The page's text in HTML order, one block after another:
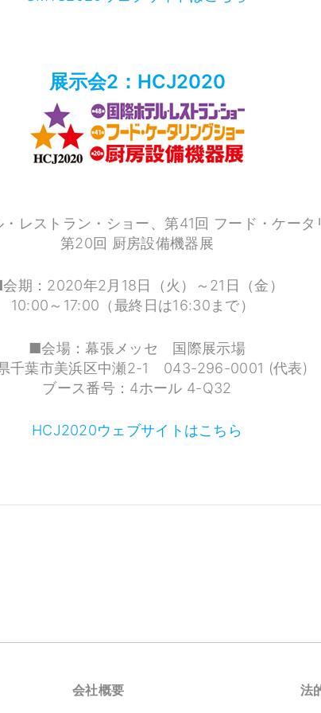
展示会2：HCJ2020
レストラン・ショー、第41回 フード・ケータ
第20回 厨房設備機器展
期：2020年2月18日（火）～21日（金）
10:00～17:00（最終日は16:30まで）
■会場：幕張メッセ 国際展示場
千葉市美浜区中瀬2-1 043-296-0001 (代表)
ブース番号：4ホール 4-Q32
HCJ2020ウェブサイトはこちら
会社概要 法